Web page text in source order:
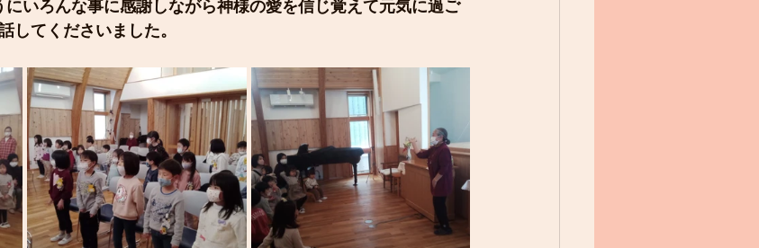
いろんな事に感謝しながら神様の愛を信じ覚えて元気に過ご
してくださいました。